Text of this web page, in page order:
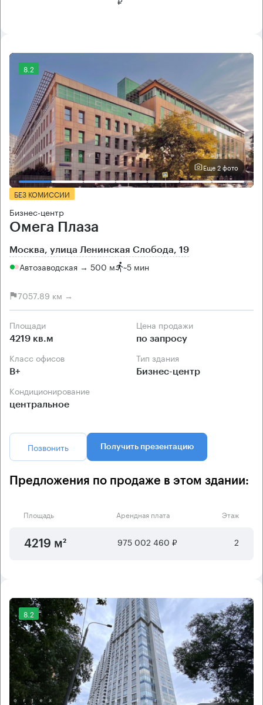
8.2
Еще 2 фото
БЕЗ КОМИССИИ
Бизнес-центр
Омега Плаза
Москва, улица Ленинская Слобода, 19
Автозаводская → 500 м ~5 мин
7057.89 км →
Площади
4219 кв.м
Цена продажи
по запросу
Класс офисов
B+
Тип здания
Бизнес-центр
Кондиционирование
центральное
Позвонить Получить презентацию
Предложения по продаже в этом здании:
Площадь Арендная плата Этаж
4219 м² 975 002 460 ₽ 2
8.2